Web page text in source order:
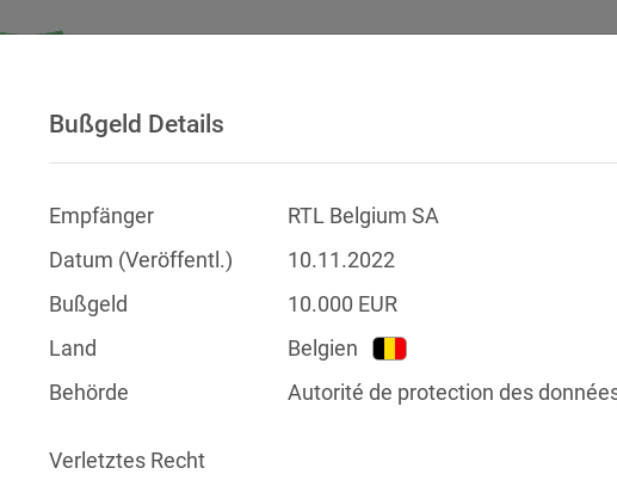
für DSGVO-Verstöße
anderer Datenschutzgesetze
Bußgeld Details
Empfänger
RTL Belgium SA
Datum (Veröffentl.)
10.11.2022
Bußgeld
10.000 EUR
Land
Belgien
Behörde
Autorité de protection des
Verletztes Recht